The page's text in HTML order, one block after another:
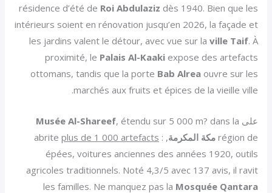
résidence d’été de Roi Abdulaziz dès 1940. Bien que les
intérieurs soient en rénovation jusqu’en 2026, la façade et
les jardins valent le détour, avec vue sur la ville Taif. À
proximité, le Palais Al-Kaakiexpose des artefacts
ottomans, tandis que la porte Bab Alreaouvre sur les
marchés aux fruits et épices de la vieille ville.
على Musée Al-Shareef, étendu sur 5 000 m? dans la
région de مكة المكرمة, abrite
plus de 1 000 artefacts :
épées, voitures anciennes des années 1920, outils
agricoles traditionnels. Noté 4,3/5 avec 137 avis, il ravit
les familles. Ne manquez pas la Mosquée Qantara